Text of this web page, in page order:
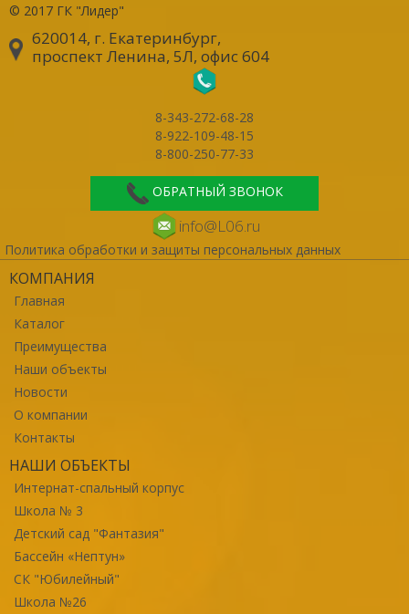
© 2017 ГК "Лидер"
620014, г. Екатеринбург,
проспект Ленина, 5Л, офис 604
8-343-272-68-28
8-922-109-48-15
8-800-250-77-33
ОБРАТНЫЙ ЗВОНОК
info@L06.ru
Политика обработки и защиты персональных данных
КОМПАНИЯ
Главная
Каталог
Преимущества
Наши объекты
Новости
О компании
Контакты
НАШИ ОБЪЕКТЫ
Интернат-спальный корпус
Школа № 3
Детский сад "Фантазия"
Бассейн «Нептун»
СК "Юбилейный"
Школа №26